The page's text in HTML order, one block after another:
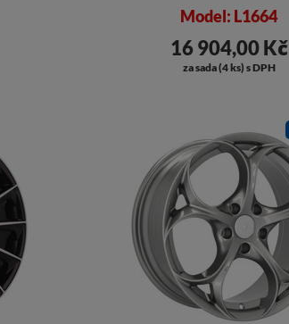
Model: L1664
16 904,00 Kč
za sada (4 ks) s DPH